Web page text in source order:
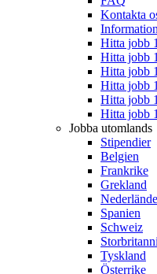
Kontakta
Hitta jobb
Hitta jobb
Hitta jobb
Hitta jobb
Hitta jobb
Hitta jobb
Jobba utomlands
Stipendier
Belgien
Frankrike
Grekland
Spanien
Schweiz
Tyskland
Österrike